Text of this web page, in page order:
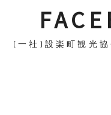
(一社)設楽町観光